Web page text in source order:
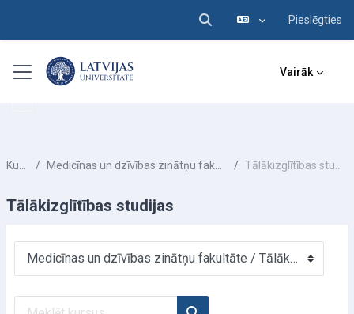
Pārslēgt meklēšanas
Pieslēgties
Sānu panelis Vairāk
Kursi Medicīnas un dzīvības zinātņu fakultāte Tālākizglītības studijas
Tālākizglītības studijas
Kursu kategorijas